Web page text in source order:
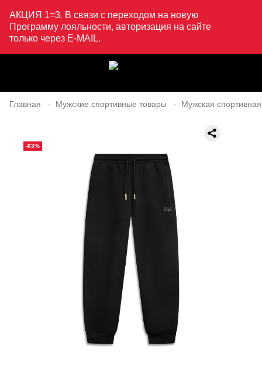
АКЦИЯ 1=3. В связи с переходом на новую
Программу лояльности, авторизация на сайте
только через E-MAIL.
Главная Мужские спортивные товары Мужская
-63%